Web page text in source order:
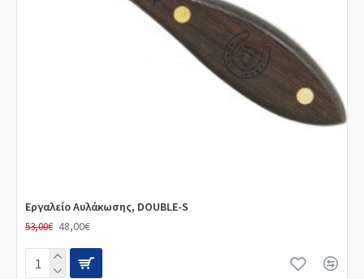
Εργαλείο Αυλάκωσης, DOUBLE-S
48,00€
53,00€